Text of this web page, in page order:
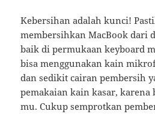
Kebersihan adalah kunci!
membersihkan MacBook dari
baik di permukaan keyboard
bisa menggunakan kain
dan sedikit cairan pembersih
pemakaian kain kasar, karena
mu. Cukup semprotkan